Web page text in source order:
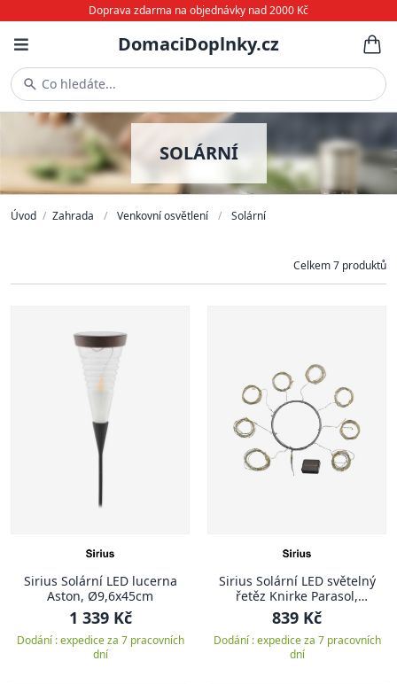
Doprava zdarma na objednávky nad 2000 Kč
DomaciDoplnky.cz
Co hledáte...
SOLÁRNÍ
Úvod / Zahrada / Venkovní osvětlení / Solární
Celkem 7 produktů
Sirius Solární LED lucerna
Aston, Ø9,6x45cm
1 339 Kč
Dodání : expedice za 7 pracovních
dní
Sirius Solární LED světelný
řetěz Knirke Parasol,
8x1,5m+2m, 96L
839 Kč
Dodání : expedice za 7 pracovních
dní